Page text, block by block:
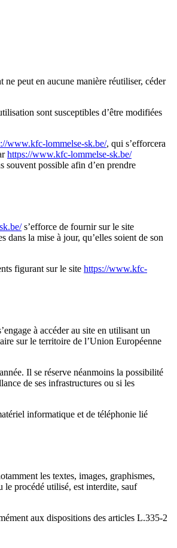
peut en aucune manière réutiliser, céder
sont susceptibles d’être modifiées
www.kfc-lommelse-sk.be/, qui s’efforcera
https://www.kfc-lommelse-sk.be/
souvent possible afin d’en prendre
s’efforce de fournir sur le site
dans la mise à jour, qu’elles soient de son
figurant sur le site https://www.kfc-
à accéder au site en utilisant un
sur le territoire de l’Union Européenne
Il se réserve néanmoins la possibilité
de ses infrastructures ou si les
informatique et de téléphonie lié
les textes, images, graphismes,
le procédé utilisé, est interdite, sauf
aux dispositions des articles L.335-2